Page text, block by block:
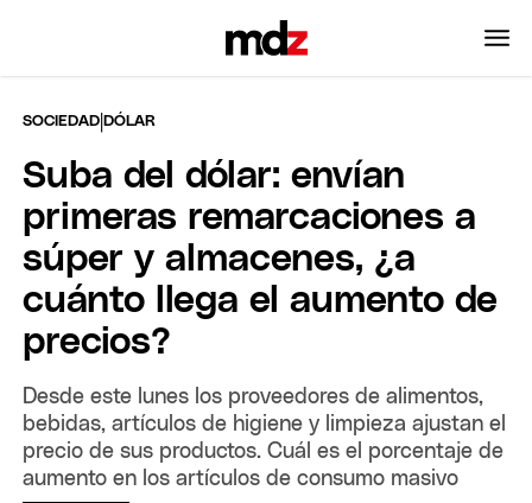
SOCIEDAD |DÓLAR
Suba del dólar: envían
primeras remarcaciones a
súper y almacenes, ¿a
cuánto llega el aumento de
precios?
Desde este lunes los proveedores de alimentos,
bebidas, artículos de higiene y limpieza ajustan el
precio de sus productos. Cuál es el porcentaje de
aumento en los artículos de consumo masivo